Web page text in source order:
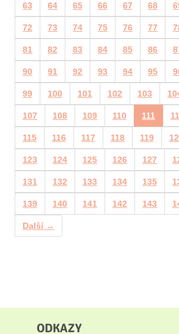
63 64 65 66 67 68
72 73 74 75 76 77
81 82 83 84 85 86
90 91 92 93 94 95
99 100 101 102 103
107 108 109 110 111
115 116 117 118 119
123 124 125 126 127
131 132 133 134 135
139 140 141 142 143
Další →
ODKAZY